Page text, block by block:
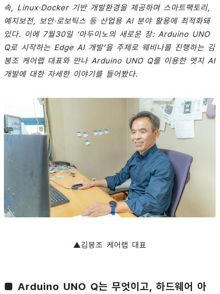
속, Linux·Docker 기반 개발환경을 제공하며 스마트팩토리,
예지보전, 보안·로보틱스 등 산업용 AI 분야 활용에 최적화돼
있다. 이에 7월30일 ‘아두이노의 새로운 장: Arduino UNO
Q로 시작하는 Edge AI 개발’을 주제로 웨비나를 진행하는 김
봉조 케어랩 대표와 만나 Arduino UNO Q를 이용한 엣지 AI
개발에 대한 자세한 이야기를 들어봤다.
▲김봉조 케어랩 대표
■ Arduino UNO Q는 무엇이고, 하드웨어 아